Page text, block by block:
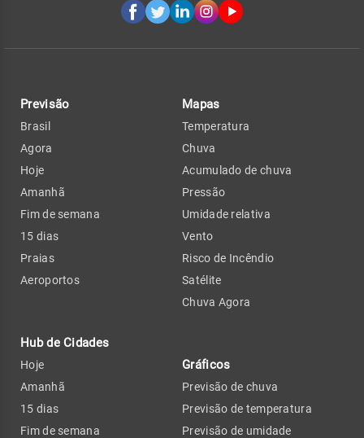
Previsão
Brasil
Agora
Hoje
Amanhã
Fim de semana
15 dias
Praias
Aeroportos
Hub de Cidades
Hoje
Amanhã
15 dias
Fim de semana
Mapas
Temperatura
Chuva
Acumulado de chuva
Pressão
Umidade relativa
Vento
Risco de Incêndio
Satélite
Chuva Agora
Gráficos
Previsão de chuva
Previsão de temperatura
Previsão de umidade